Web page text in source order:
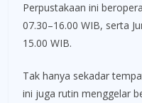
Perpustakaan ini
07.30–16.00 WIB, serta
15.00 WIB.
Tak hanya sekadar
ini juga rutin menggelar